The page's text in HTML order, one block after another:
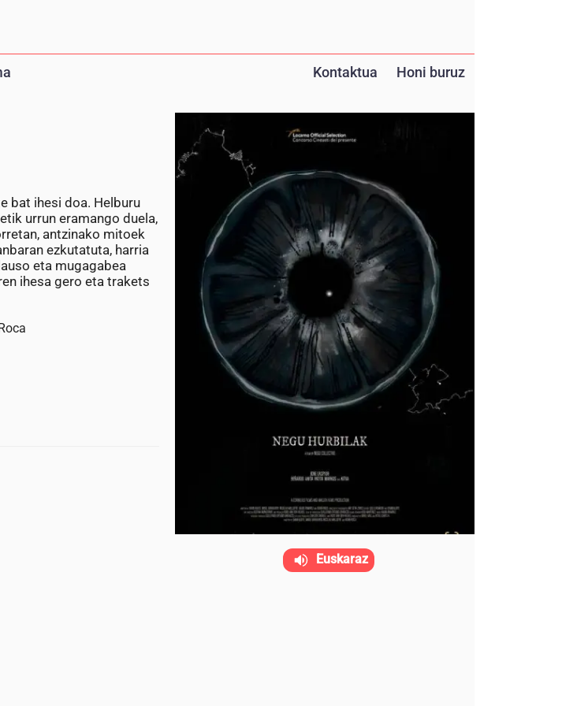
Kontaktua Honi buruz
bat ihesi doa. Helburu
urrun eramango duela,
antzinako mitoek
ezkutatuta, harria
eta mugagabea
ihesa gero eta trakets
Euskaraz